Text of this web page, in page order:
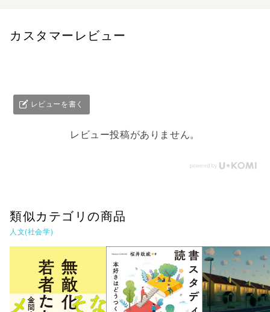
カスタマーレビュー
レビューを書く
レビュー投稿がありません。
類似カテゴリの商品
人文(社会学)